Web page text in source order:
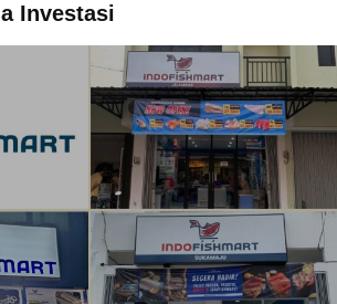
Investasi